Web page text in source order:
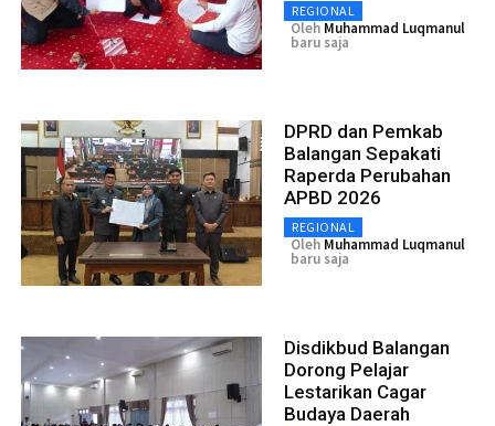
REGIONAL
Oleh Muhammad Luqmanul
baru saja
DPRD dan Pemkab
Balangan Sepakati
Raperda Perubahan
APBD 2026
REGIONAL
Oleh Muhammad Luqmanul
baru saja
Disdikbud Balangan
Dorong Pelajar
Lestarikan Cagar
Budaya Daerah